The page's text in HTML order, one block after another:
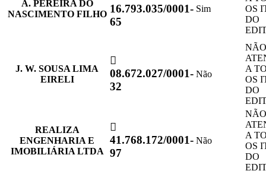
A. PEREIRA DO
NASCIMENTO FILHO 16.793.035/0001-
65
Sim
OS
DO
J. W. SOUSA LIMA
EIRELI
08.672.027/0001-
32
Não
NÃO
A
OS
DO
REALIZA
ENGENHARIA E
IMOBILIÁRIA LTDA
41.768.172/0001-
97
Não
NÃO
A
OS
DO